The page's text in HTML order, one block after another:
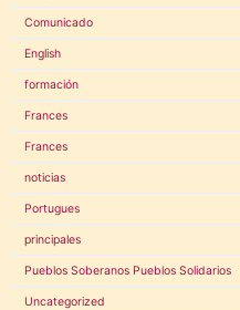
Comunicado
English
formación
Frances
Frances
noticias
Portugues
principales
Pueblos Soberanos Pueblos Solidarios
Uncategorized